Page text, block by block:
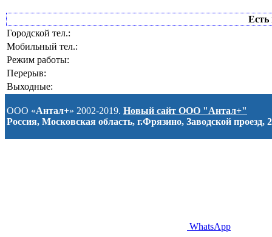
Есть
Городской тел.:
Мобильный тел.:
Режим работы:
Перерыв:
Выходные:
ООО «Антал+» 2002-2019. Новый сайт ООО "Антал+"
Россия, Московская область, г.Фрязино, Заводской проезд, 2
WhatsApp